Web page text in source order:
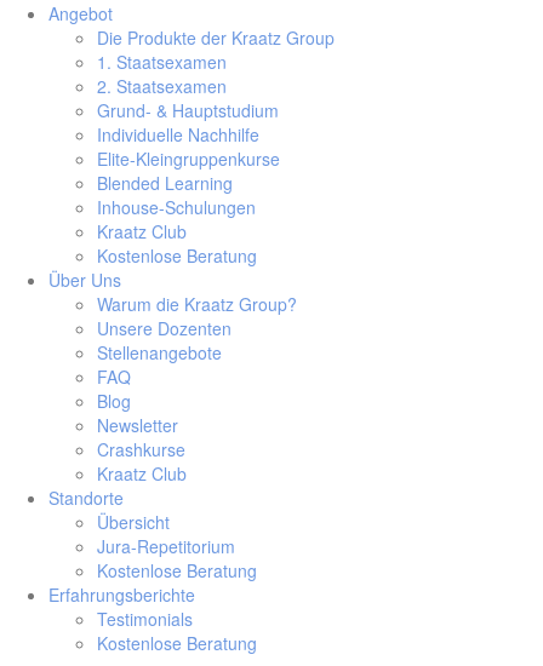
Angebot
Die Produkte der Kraatz Group
1. Staatsexamen
2. Staatsexamen
Grund- & Hauptstudium
Individuelle Nachhilfe
Elite-Kleingruppenkurse
Blended Learning
Inhouse-Schulungen
Kraatz Club
Kostenlose Beratung
Über Uns
Warum die Kraatz Group?
Unsere Dozenten
Stellenangebote
FAQ
Blog
Newsletter
Crashkurse
Kraatz Club
Standorte
Übersicht
Jura-Repetitorium
Kostenlose Beratung
Erfahrungsberichte
Testimonials
Kostenlose Beratung